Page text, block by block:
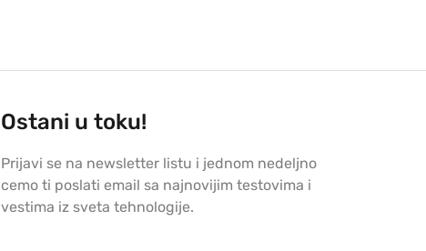
Ostani u toku!
Prijavi se na newsletter listu i jednom nedeljno
cemo ti poslati email sa najnovijim testovima i
vestima iz sveta tehnologije.